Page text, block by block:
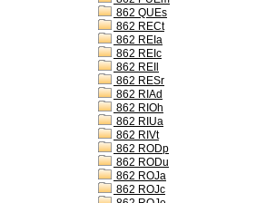
862 QUEs
862 RECt
862 REIa
862 REIc
862 REIl
862 RESr
862 RIAd
862 RIOh
862 RIUa
862 RIVt
862 RODp
862 RODu
862 ROJa
862 ROJc